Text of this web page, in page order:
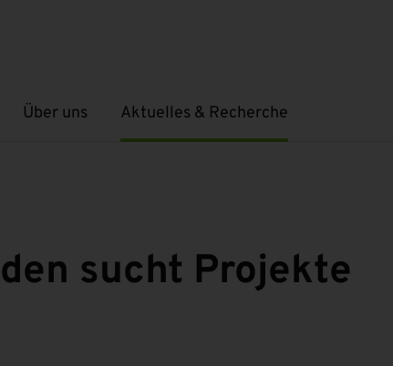
Über uns
Untermenü öffnenAktuelles & Recherche
Untermenü öffnen
sucht Projekte